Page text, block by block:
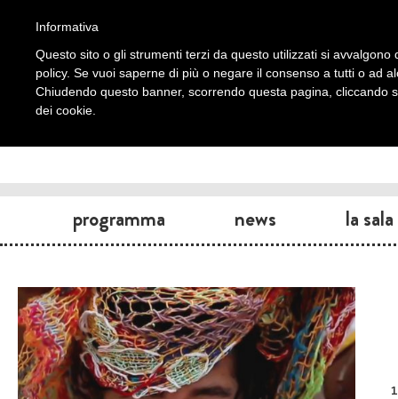
programma news la sala
Informativa
Questo sito o gli strumenti terzi da questo utilizzati si
policy. Se vuoi saperne di più o negare il consenso a tutti o ad
Chiudendo questo banner, scorrendo questa pagina, cliccando
dei cookie.